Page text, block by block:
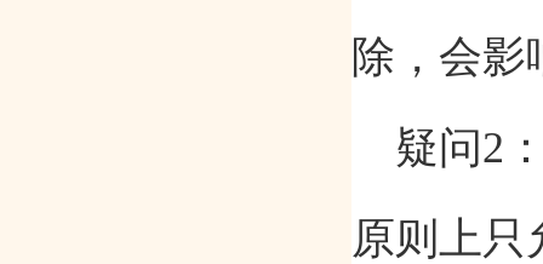
除，会影
疑问2
原则上只